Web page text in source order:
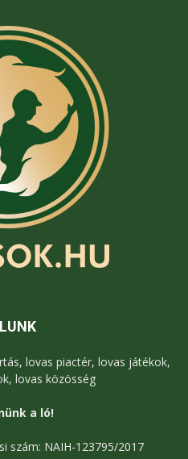
lovas piactér, lovas játékok,
lovas közösség
a ló!
szám: NAIH-123795/2017